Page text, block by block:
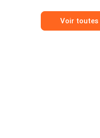
Voir